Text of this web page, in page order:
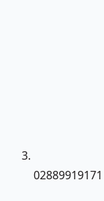
02889919171